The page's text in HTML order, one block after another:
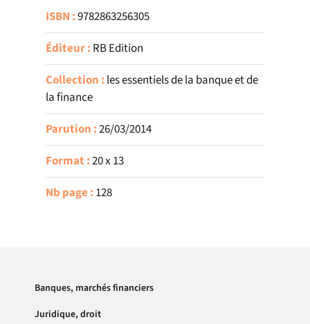
ISBN :9782863256305
Éditeur : RB Edition
Collection : les essentiels de la banque et de
la finance
Parution :26/03/2014
Format :20 x 13
Nb page : 128
Banques, marchés financiers
Juridique, droit